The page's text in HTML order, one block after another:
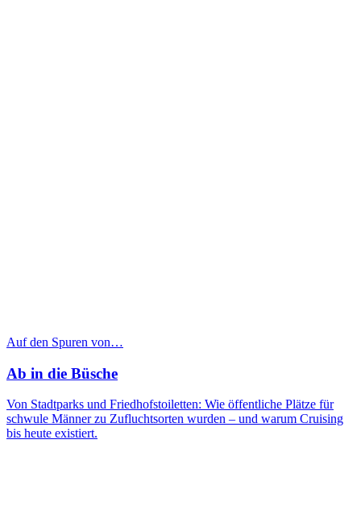
Auf den Spuren von…
Ab in die Büsche
Von Stadtparks und Friedhofstoiletten: Wie öffentliche Plätze für
schwule Männer zu Zufluchtsorten wurden – und warum Cruising
bis heute existiert.